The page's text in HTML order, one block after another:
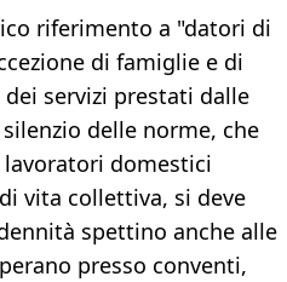
riferimento a "datori di
di famiglie e di
servizi prestati dalle
delle norme, che
domestici
vita collettiva, si deve
spettino anche alle
presso conventi,